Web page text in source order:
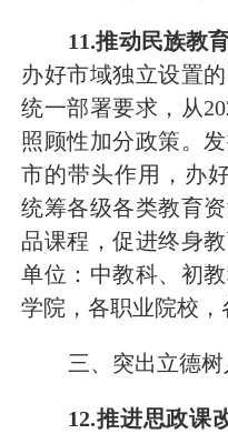
11.推动民族教
办好市域独立设置
统一部署要求，从
照顾性加分政策。
市的带头作用， 办
统筹各级各类教育资
品课程，促进终身
单位：中教科、初
学院，各职业院校，
三、 突出立德
12.推进思政课